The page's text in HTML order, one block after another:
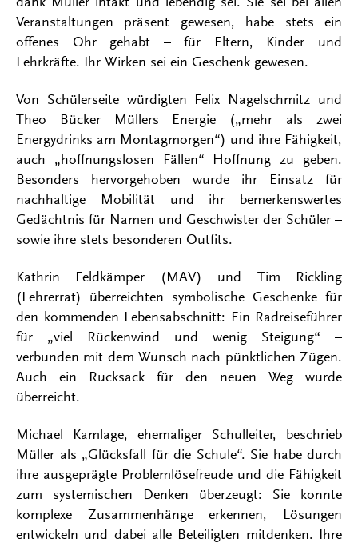
Veranstaltungen präsent gewesen, habe stets ein
offenes Ohr gehabt – für Eltern, Kinder und
Lehrkräfte. Ihr Wirken sei ein Geschenk gewesen.
Von Schülerseite würdigten Felix Nagelschmitz und
Theo Bücker Müllers Energie („mehr als zwei
Energydrinks am Montagmorgen“) und ihre Fähigkeit,
auch „hoffnungslosen Fällen“ Hoffnung zu geben.
Besonders hervorgehoben wurde ihr Einsatz für
nachhaltige Mobilität und ihr bemerkenswertes
Gedächtnis für Namen und Geschwister der Schüler –
sowie ihre stets besonderen Outfits.
Kathrin Feldkämper (MAV) und Tim Rickling
(Lehrerrat) überreichten symbolische Geschenke für
den kommenden Lebensabschnitt: Ein Radreiseführer
für „viel Rückenwind und wenig Steigung“ –
verbunden mit dem Wunsch nach pünktlichen Zügen.
Auch ein Rucksack für den neuen Weg wurde
überreicht.
Michael Kamlage, ehemaliger Schulleiter, beschrieb
Müller als „Glücksfall für die Schule“. Sie habe durch
ihre ausgeprägte Problemlösefreude und die Fähigkeit
zum systemischen Denken überzeugt: Sie konnte
komplexe Zusammenhänge erkennen, Lösungen
entwickeln und dabei alle Beteiligten mitdenken. Ihre